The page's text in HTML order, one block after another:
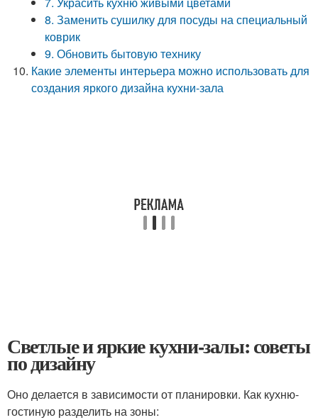
8. Заменить сушилку для посуды на специальный
коврик
9. Обновить бытовую технику
Какие элементы интерьера можно использовать для
создания яркого дизайна кухни-зала
Светлые и яркие кухни-залы: советы
по дизайну
Оно делается в зависимости от планировки. Как кухню-
гостиную разделить на зоны: